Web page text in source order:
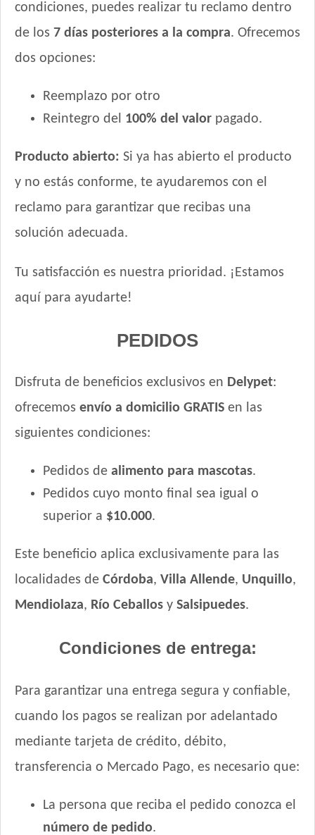
condiciones, puedes realizar tu reclamo dentro
de los 7 días posteriores a la compra. Ofrecemos
dos opciones:
Reemplazo por otro
Reintegro del 100% del valor pagado.
Producto abierto: Si ya has abierto el producto
y no estás conforme, te ayudaremos con el
reclamo para garantizar que recibas una
solución adecuada.
Tu satisfacción es nuestra prioridad. ¡Estamos
aquí para ayudarte!
PEDIDOS
Disfruta de beneficios exclusivos en Delypet:
ofrecemos envío a domicilio GRATIS en las
siguientes condiciones:
Pedidos de alimento para mascotas.
Pedidos cuyo monto final sea igual o
superior a $10.000.
Este beneficio aplica exclusivamente para las
localidades de Córdoba, Villa Allende, Unquillo,
Mendiolaza, Río Ceballos y Salsipuedes.
Condiciones de entrega:
Para garantizar una entrega segura y confiable,
cuando los pagos se realizan por adelantado
mediante tarjeta de crédito, débito,
transferencia o Mercado Pago, es necesario que:
La persona que reciba el pedido conozca el
número de pedido.